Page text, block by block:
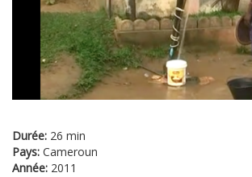
Durée: 26 min
Pays: Cameroun
Année: 2011